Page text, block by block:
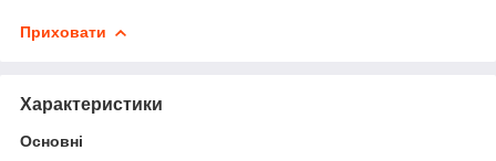
Приховати
Характеристики
Основні